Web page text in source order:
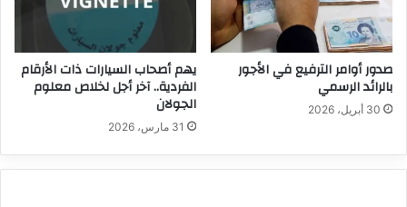
صدور أوامر الترفيع في الأجور
بالرائد الرسمي
30 أبريل، 2026
يهم أصحاب السيارات ذات الأرقام
الفردية.. آخر أجل لخلاص معلوم
الجولان
31 مارس، 2026